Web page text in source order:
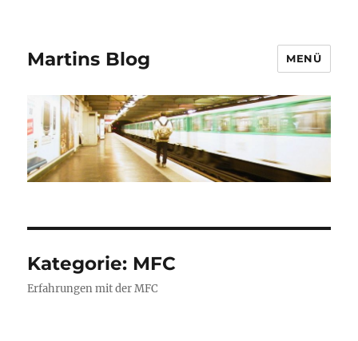
Martins Blog MENÜ
Kategorie: MFC
Erfahrungen mit der MFC